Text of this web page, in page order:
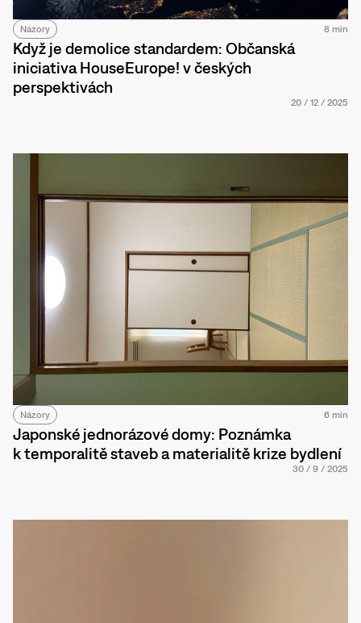
Názory 8 min
Když je demolice standardem: Občanská
iniciativa HouseEurope! v českých
perspektivách
20 / 12 / 2025
Názory 6 min
Japonské jednorázové domy: Poznámka
k temporalitě staveb a materialitě krize bydlení
30 / 9 / 2025